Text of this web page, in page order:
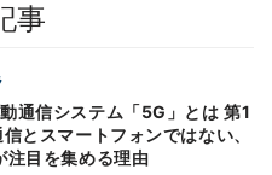
事
通信システム「5G」とは 第1
とスマートフォンではない、
注目を集める理由